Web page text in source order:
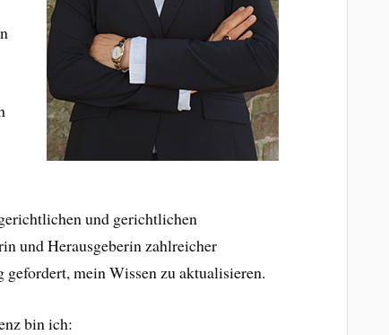
und gerichtlichen
und Herausgeberin zahlreicher
mein Wissen zu aktualisieren.
bin ich: